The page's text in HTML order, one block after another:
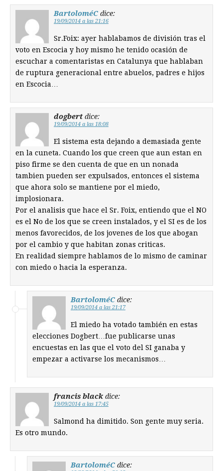
BartoloméC dice:
19/09/2014 a las 21:16
Sr.Foix: ayer hablabamos de división tras el
voto en Escocia y hoy mismo he tenido ocasión de
escuchar a comentaristas en Catalunya que hablaban
de ruptura generacional entre abuelos, padres e hijos
en Escocia…
dogbert dice:
19/09/2014 a las 18:08
El sistema esta dejando a demasiada gente
en la cuneta. Cuando los que creen que aun estan en
piso firme se den cuenta de que en un nonada
tambien pueden ser expulsados, entonces el sistema
que ahora solo se mantiene por el miedo,
implosionara.
Por el analisis que hace el Sr. Foix, entiendo que el NO
es el No de los que se creen instalados, y el SI es de los
menos favorecidos, de los jovenes de los que abogan
por el cambio y que habitan zonas criticas.
En realidad siempre hablamos de lo mismo de caminar
con miedo o hacia la esperanza.
BartoloméC dice:
19/09/2014 a las 21:17
El miedo ha votado también en estas
elecciones Dogbert…fue publicarse unas
encuestas en las que el voto del SI ganaba y
empezar a activarse los mecanismos…
francis black dice:
19/09/2014 a las 17:45
Salmond ha dimitido. Son gente muy seria.
Es otro mundo.
BartoloméC dice: